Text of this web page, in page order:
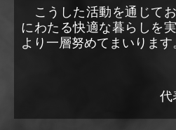
こうした活動を通じて
にわたる快適な暮らしを
より一層努めてまいります
代表取締役